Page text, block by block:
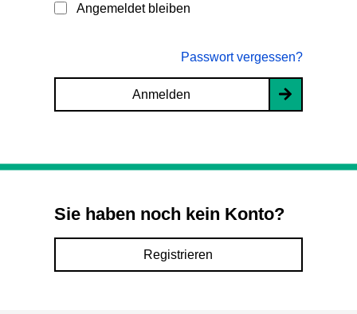
Angemeldet bleiben
Passwort vergessen?
Anmelden
Sie haben noch kein Konto?
Registrieren